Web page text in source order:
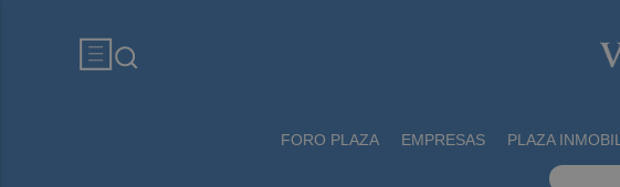
FORO PLAZA EMPRESAS PLAZA